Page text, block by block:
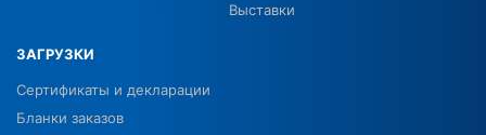
Выставки
ЗАГРУЗКИ
Сертификаты и декларации
Бланки заказов